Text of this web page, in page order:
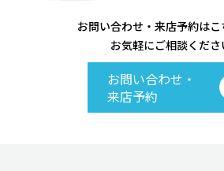
お問い合わせ・来店予約はこ
お気軽にご相談くださ
お問い合わせ・
来店予約